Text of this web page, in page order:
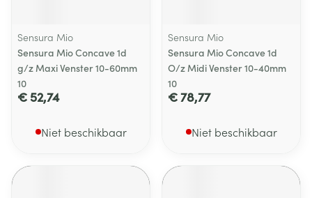
Sensura Mio
Sensura Mio Concave 1d
g/z Maxi Venster 10-60mm
10
€ 52,74
Niet beschikbaar
Sensura Mio
Sensura Mio Concave 1d
O/z Midi Venster 10-40mm
10
€ 78,77
Niet beschikbaar